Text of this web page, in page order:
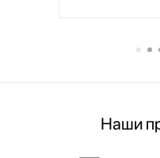
Наши